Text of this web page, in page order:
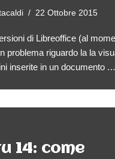
22 Ottobre 2015
di Libreoffice (al
problema riguardo la la
inserite in un documento
14: come